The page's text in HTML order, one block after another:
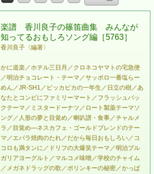
楽譜 香川良子の篠笛曲集 みんなが
知ってるおもしろソング編［5763］
香川良子〈編著〉
かに道楽／ホテル三日月／クロネコヤマトの宅急便
／明治チョコレート・テーマ／サッポロ一番塩らー
めん／JR-SH1／ピッカピカの一年生／日立の樹／あ
なたとコンビにファミリーマート／フラッシュバッ
クテーマ／ミスタードーナツ／ロート製薬テーマソ
ング／人形の夢と目覚め／喇叭譜・食事／チャルメ
ラ／目覚め—ネスカフェ・ゴールドブレンドのテー
マ／エバラ焼肉のたれ／だから毎日おもしろい／コ
コロも満タンに／ドリフの大爆笑テーマ／明治ブル
ガリアヨーグルト／マルコメ味噌／学校のチャイム
／メガネドラッグの歌／ポリンキーの秘密／かっぱ